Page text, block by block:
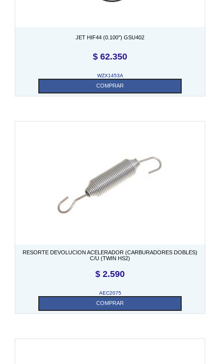
JET HIF44 (0.100″) GSU402
$ 62.350
WZX1453A
COMPRAR
RESORTE DEVOLUCION ACELERADOR (CARBURADORES DOBLES)
C/U (TWIN HS2)
$ 2.590
AEC2075
COMPRAR